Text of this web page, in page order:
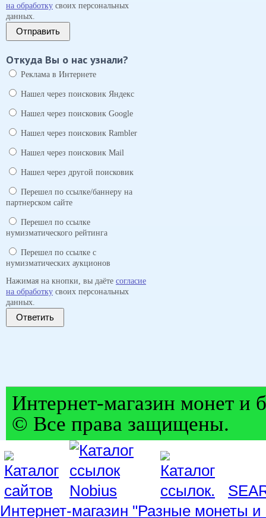
на обработку своих персональных
данных.
Отправить
Откуда Вы о нас узнали?
Реклама в Интернете
Нашел через поисковик Яндекс
Нашел через поисковик Google
Нашел через поисковик Rambler
Нашел через поисковик Mail
Нашел через другой поисковик
Перешел по ссылке/баннеру на
партнерском сайте
Перешел по ссылке
нумизматического рейтинга
Перешел по ссылке с
нумизматических аукционов
Нажимая на кнопки, вы даёте согласие
на обработку своих персональных
данных.
Ответить
Интернет-магазин монет и
© Все права защищены.
Интернет-магазин "Разные монеты и